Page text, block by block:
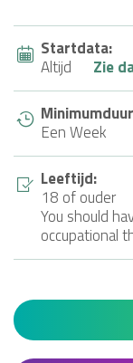
Startdata:
Altijd
Zie
Een Week
Leeftijd:
18 of ouder
You should
occupational